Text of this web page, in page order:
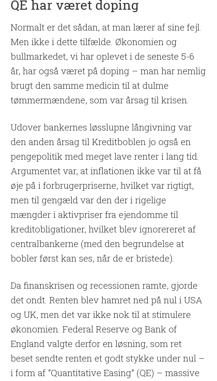
QE har været doping
Normalt er det sådan, at man lærer af sine fejl.
Men ikke i dette tilfælde. Økonomien og
bullmarkedet, vi har oplevet i de seneste 5-6
år, har også været på doping – man har nemlig
brugt den samme medicin til at dulme
tømmermændene, som var årsag til krisen.
Udover bankernes løsslupne långivning var
den anden årsag til Kreditboblen jo også en
pengepolitik med meget lave renter i lang tid.
Argumentet var, at inflationen ikke var til at få
øje på i forbrugerpriserne, hvilket var rigtigt,
men til gengæld var den der i rigelige
mængder i aktivpriser fra ejendomme til
kreditobligationer, hvilket blev ignorereret af
centralbankerne (med den begrundelse at
bobler først kan ses, når de er bristede).
Da finanskrisen og recessionen ramte, gjorde
det ondt. Renten blev hamret ned på nul i USA
og UK, men det var ikke nok til at stimulere
økonomien. Federal Reserve og Bank of
England valgte derfor en løsning, som ret
beset sendte renten et godt stykke under nul –
i form af ”Quantitative Easing” (QE) – massive